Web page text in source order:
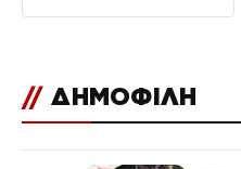
// ΔΗΜΟΦΙΛΗ